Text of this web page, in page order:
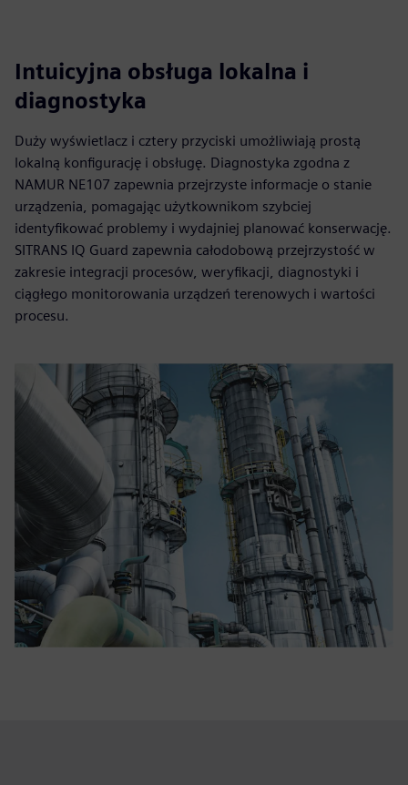
Intuicyjna obsługa lokalna i
diagnostyka
Duży wyświetlacz i cztery przyciski umożliwiają prostą
lokalną konfigurację i obsługę. Diagnostyka zgodna z
NAMUR NE107 zapewnia przejrzyste informacje o stanie
urządzenia, pomagając użytkownikom szybciej
identyfikować problemy i wydajniej planować konserwację.
SITRANS IQ Guard zapewnia całodobową przejrzystość w
zakresie integracji procesów, weryfikacji, diagnostyki i
ciągłego monitorowania urządzeń terenowych i wartości
procesu.